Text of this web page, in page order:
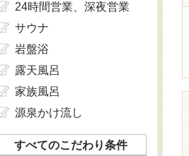
24時間営業、深夜営業
サウナ
岩盤浴
露天風呂
家族風呂
源泉かけ流し
すべてのこだわり条件